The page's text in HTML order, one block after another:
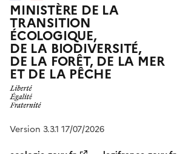
MINISTÈRE DE LA
TRANSITION
ÉCOLOGIQUE,
DE LA BIODIVERSITÉ,
DE LA FORÊT, DE LA MER
ET DE LA PÊCHE
Version 3.3.1 17/07/2026